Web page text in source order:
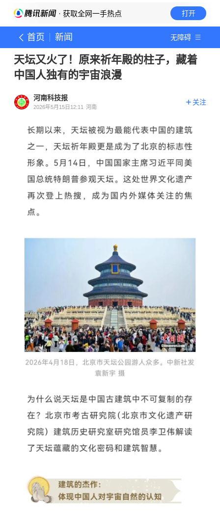
· 获取全网一手热点 打开
首页 新闻 无障碍
天坛又火了！原来祈年殿的柱子，藏着
中国人独有的宇宙浪漫
河南科技报
2026年5月15日12:11 河南
关注